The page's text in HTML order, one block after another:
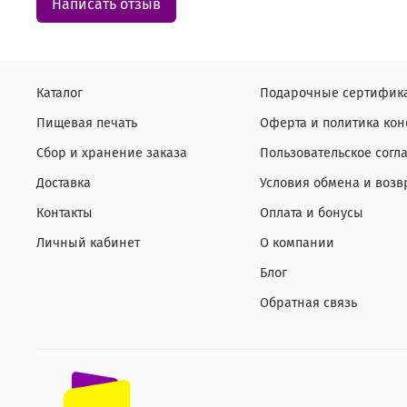
Написать отзыв
Каталог
Пищевая печать
Сбор и хранение заказа
Доставка
Контакты
Личный кабинет
Подарочные
Оферта и политика
Пользовательское
Условия обмена и
Оплата и бонусы
О компании
Блог
Обратная связь